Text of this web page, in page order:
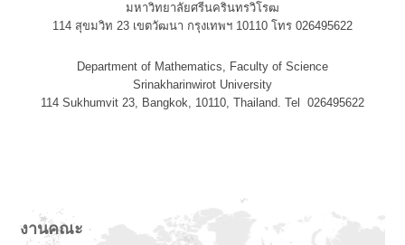
มหาวิทยาลัยศรีนครินทรวิโรฒ
114 สุขมวิท 23 เขตวัฒนา กรุงเทพฯ 10110 โทร 026495622
Department of Mathematics, Faculty of Science
Srinakharinwirot University
114 Sukhumvit 23, Bangkok, 10110, Thailand. Tel 026495622
งานคณะ